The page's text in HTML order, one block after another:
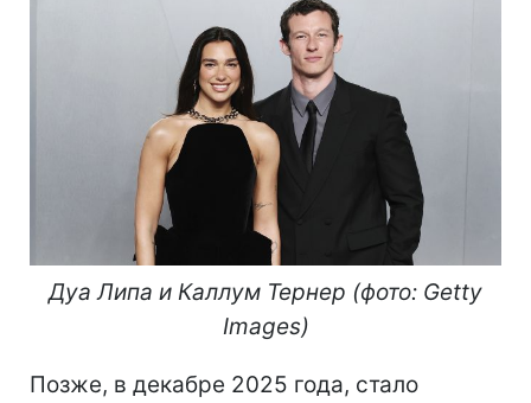
Дуа Липа и Каллум Тернер (фото: Getty
Images)
Позже, в декабре 2025 года, стало